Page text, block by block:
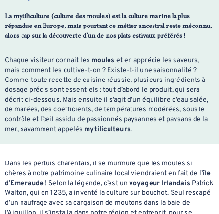
La mytiliculture (culture des moules) est la culture marine la plus
répandue en Europe, mais pourtant ce métier ancestral reste méconnu,
alors cap sur la découverte d’un de nos plats estivaux préférés !
Chaque visiteur connait les moules et en apprécie les saveurs,
mais comment les cultive-t-on ? Existe-t-il une saisonnalité ?
Comme toute recette de cuisine réussie, plusieurs ingrédients à
dosage précis sont essentiels : tout d’abord le produit, qui sera
décrit ci-dessous. Mais ensuite il s’agit d’un équilibre d’eau salée,
de marées, des coefficients, de températures modérées, sous le
contrôle et l’œil assidu de passionnés paysannes et paysans de la
mer, savamment appelés mytiliculteurs.
Dans les pertuis charentais, il se murmure que les moules si
chères à notre patrimoine culinaire local viendraient en fait de l’île
d’Emeraude ! Selon la légende, c’est un voyageur Irlandais Patrick
Walton, qui en 1235, a inventé la culture sur bouchot. Seul rescapé
d’un naufrage avec sa cargaison de moutons dans la baie de